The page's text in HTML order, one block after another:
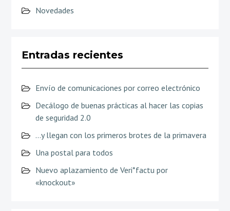
Novedades
Entradas recientes
Envío de comunicaciones por correo electrónico
Decálogo de buenas prácticas al hacer las copias
de seguridad 2.0
…y llegan con los primeros brotes de la primavera
Una postal para todos
Nuevo aplazamiento de Veri*factu por
«knockout»